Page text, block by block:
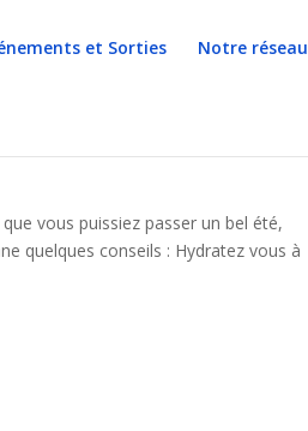
et Sorties Notre réseau
vous puissiez passer un bel été,
quelques conseils : Hydratez vous à